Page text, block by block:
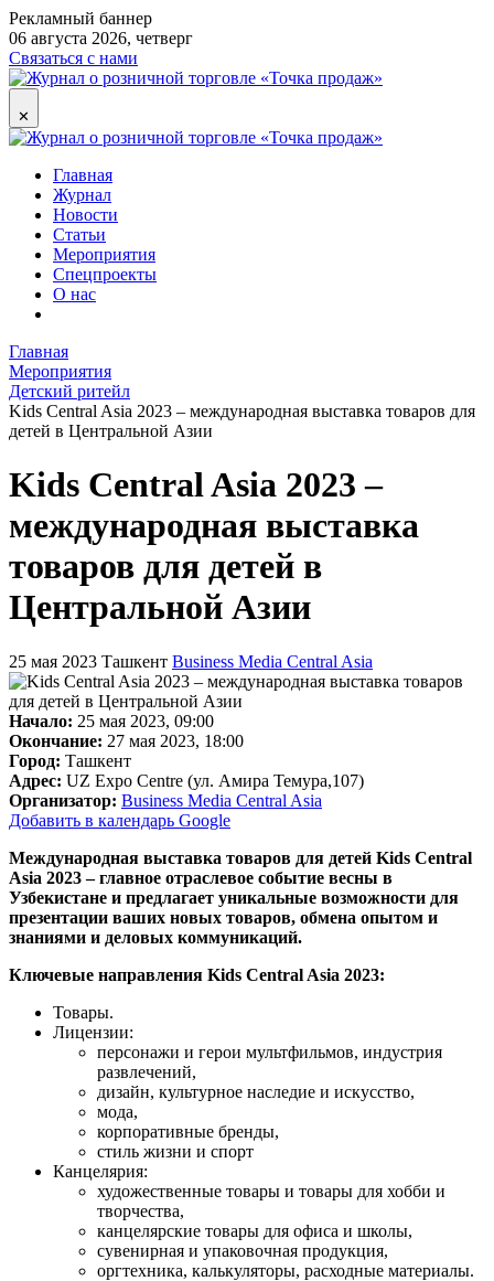
Рекламный баннер
06 августа 2026, четверг
Связаться с нами
✕
Главная
Журнал
Новости
Статьи
Мероприятия
Спецпроекты
О нас
Главная
Мероприятия
Детский ритейл
Kids Central Asia 2023 – международная выставка товаров для
детей в Центральной Азии
Kids Central Asia 2023 –
международная выставка
товаров для детей в
Центральной Азии
25 мая 2023 Ташкент Business Media Central Asia
Начало: 25 мая 2023, 09:00
Окончание: 27 мая 2023, 18:00
Город: Ташкент
Адрес: UZ Expo Centre (ул. Амира Темура,107)
Организатор: Business Media Central Asia
Добавить в календарь Google
Международная выставка товаров для детей Kids Central
Asia 2023 – главное отраслевое событие весны в
Узбекистане и предлагает уникальные возможности для
презентации ваших новых товаров, обмена опытом и
знаниями и деловых коммуникаций.
Ключевые направления Kids Central Asia 2023:
Товары.
Лицензии:
персонажи и герои мультфильмов, индустрия
развлечений,
дизайн, культурное наследие и искусство,
мода,
корпоративные бренды,
стиль жизни и спорт
Канцелярия:
художественные товары и товары для хобби и
творчества,
канцелярские товары для офиса и школы,
сувенирная и упаковочная продукция,
оргтехника, калькуляторы, расходные материалы.